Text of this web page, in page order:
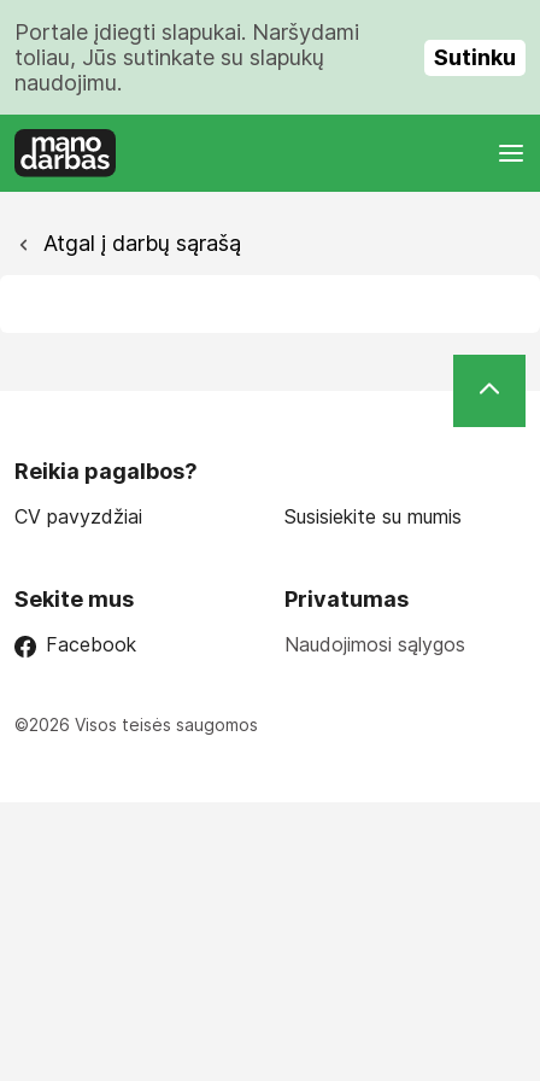
Portale įdiegti slapukai. Naršydami
toliau, Jūs sutinkate su slapukų
naudojimu.
Sutinku
Atgal į darbų sąrašą
Reikia pagalbos?
CV pavyzdžiai Susisiekite su mumis
Sekite mus
Facebook
Privatumas
Naudojimosi sąlygos
©2026 Visos teisės saugomos